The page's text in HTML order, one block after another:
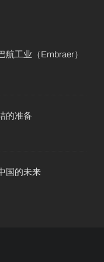
工业（Embraer）
的准备
国的未来